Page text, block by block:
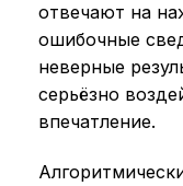
отвечают на
ошибочные
неверные
серьёзно
впечатление.